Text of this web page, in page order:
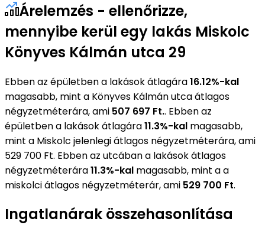
Árelemzés - ellenőrizze,
mennyibe kerül egy lakás Miskolc
Könyves Kálmán utca 29
Ebben az épületben a lakások átlagára16.12%-kal
magasabb, mint a Könyves Kálmán utca átlagos
négyzetméterára, ami 507 697 Ft.. Ebben az
épületben a lakások átlagára11.3%-kal magasabb,
mint a Miskolc jelenlegi átlagos négyzetméterára, ami
529 700 Ft. Ebben az utcában a lakások átlagos
négyzetméterára11.3%-kal magasabb, mint a a
miskolci átlagos négyzetméterár, ami 529 700 Ft.
Ingatlanárak összehasonlítása